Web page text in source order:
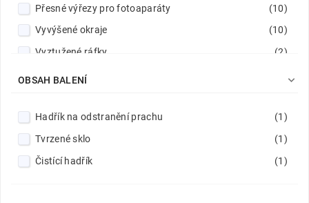
Červený
(1)
Přesné výřezy pro fotoaparáty
(10)
Vyvýšené okraje
(10)
Vyztužené ráfky
(2)
Zesílené lemy
OBSAH BALENÍ 
Hadřík na odstranění prachu
(1)
Tvrzené sklo
(1)
Čistící hadřík
(1)